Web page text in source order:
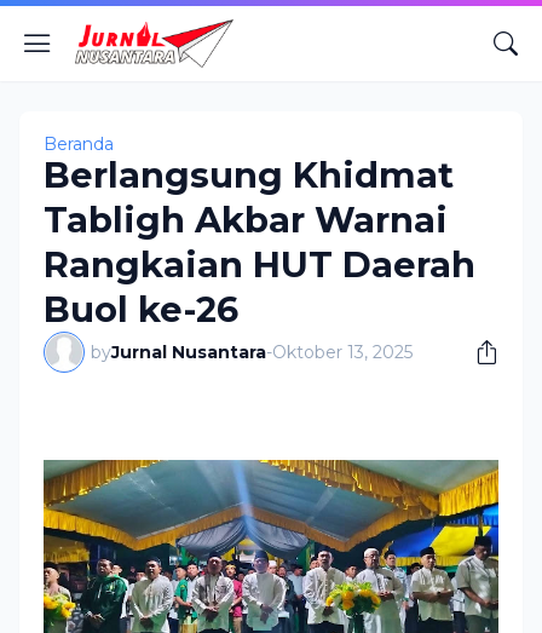
Beranda
Berlangsung Khidmat
Tabligh Akbar Warnai
Rangkaian HUT Daerah
Buol ke-26
byJurnal Nusantara-Oktober 13, 2025